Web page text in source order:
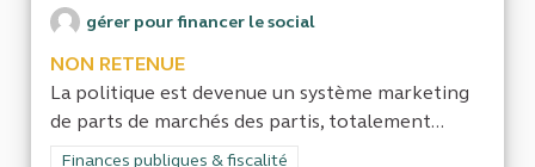
gérer pour financer le social
NON RETENUE
La politique est devenue un système marketing
de parts de marchés des partis, totalement...
Filtrer les résultats de la catégorie : Finances publiques &
Finances publiques & fiscalité